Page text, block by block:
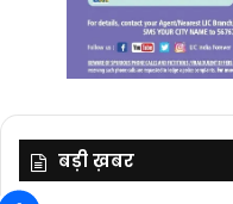
बड़ी ख़बर